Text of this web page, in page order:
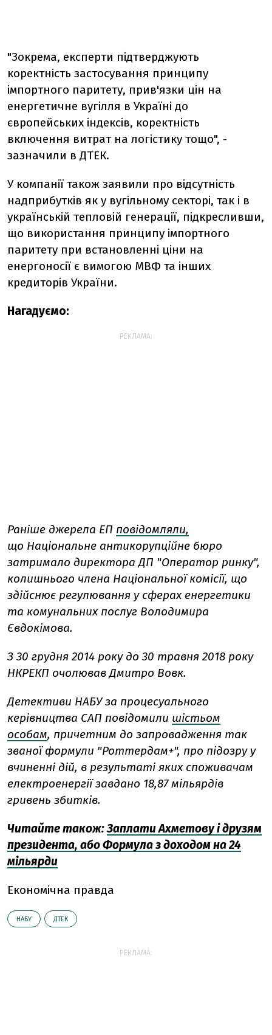
"Зокрема, експерти підтверджують
коректність застосування принципу
імпортного паритету, прив'язки цін на
енергетичне вугілля в Україні до
європейських індексів, коректність
включення витрат на логістику тощо", -
зазначили в ДТЕК.
У компанії також заявили про відсутність
надприбутків як у вугільному секторі, так і в
українській тепловій генерації, підкресливши,
що використання принципу імпортного
паритету при встановленні ціни на
енергоносії є вимогою МВФ та інших
кредиторів України.
Нагадуємо:
РЕКЛАМА:
Раніше джерела ЕП повідомляли,
що Національне антикорупційне бюро
затримало директора ДП "Оператор ринку",
колишнього члена Національної комісії, що
здійснює регулювання у сферах енергетики
та комунальних послуг Володимира
Євдокімова.
З 30 грудня 2014 року до 30 травня 2018 року
НКРЕКП очолював Дмитро Вовк.
Детективи НАБУ за процесуального
керівництва САП повідомили шістьом
особам, причетним до запровадження так
званої формули "Роттердам+", про підозру у
вчиненні дій, в результаті яких споживачам
електроенергії завдано 18,87 мільярдів
гривень збитків.
Читайте також:Заплати Ахметову і друзям
президента, або Формула з доходом на 24
мільярди
Економічна правда
НАБУ ДТЕК
РЕКЛАМА: